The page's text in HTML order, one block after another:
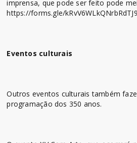
imprensa, que pode ser feito pode
https://forms.gle/kRvV6WLkQNrbRdTJ9
Eventos culturais
Outros eventos culturais também
programação dos 350 anos.